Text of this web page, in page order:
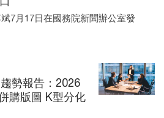
7月17日在國務院新聞辦公室發
勢報告：2026
購版圖 K型分化